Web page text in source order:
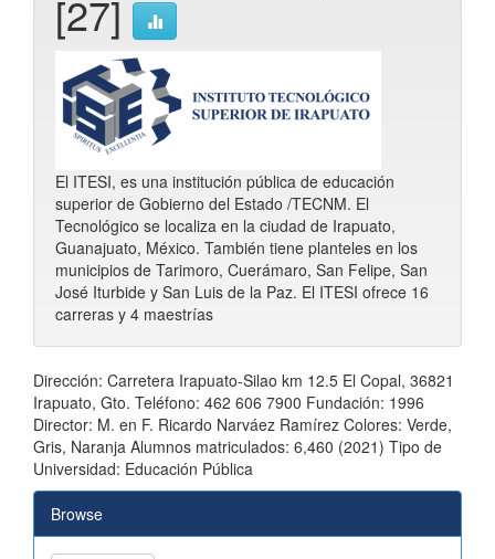
[27]
El ITESI, es una institución pública de educación
superior de Gobierno del Estado /TECNM. El
Tecnológico se localiza en la ciudad de Irapuato,
Guanajuato, México. También tiene planteles en los
municipios de Tarimoro, Cuerámaro, San Felipe, San
José Iturbide y San Luis de la Paz. El ITESI ofrece 16
carreras y 4 maestrías
Dirección: Carretera Irapuato-Silao km 12.5 El Copal, 36821
Irapuato, Gto. Teléfono: 462 606 7900 Fundación: 1996
Director: M. en F. Ricardo Narváez Ramírez Colores: Verde,
Gris, Naranja Alumnos matriculados: 6,460 (2021) Tipo de
Universidad: Educación Pública
Browse